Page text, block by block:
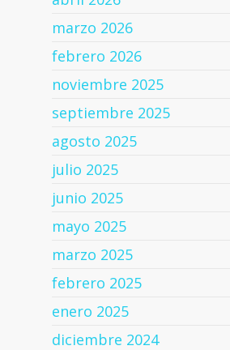
marzo 2026
febrero 2026
noviembre 2025
septiembre 2025
agosto 2025
julio 2025
junio 2025
mayo 2025
marzo 2025
febrero 2025
enero 2025
diciembre 2024